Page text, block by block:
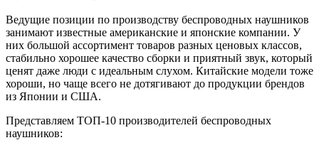
Ведущие позиции по производству беспроводных наушников
занимают известные американские и японские компании. У
них большой ассортимент товаров разных ценовых классов,
стабильно хорошее качество сборки и приятный звук, который
ценят даже люди с идеальным слухом. Китайские модели тоже
хороши, но чаще всего не дотягивают до продукции брендов
из Японии и США.
Представляем ТОП-10 производителей беспроводных
наушников: